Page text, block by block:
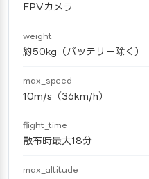
FPVカメラ
weight
約50kg（バッテリー除く）
max_speed
10m/s（36km/h）
flight_time
散布時最大18分
max_altitude